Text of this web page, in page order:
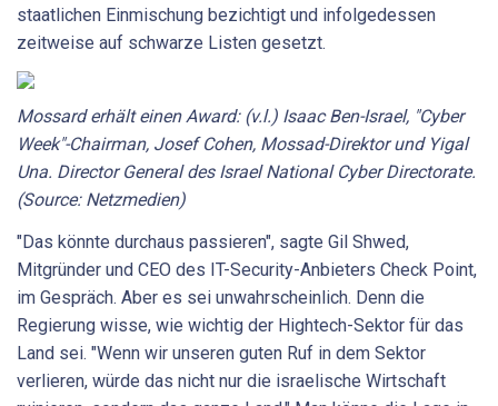
staatlichen Einmischung bezichtigt und infolgedessen
zeitweise auf schwarze Listen gesetzt.
Mossard erhält einen Award: (v.l.) Isaac Ben-Israel, "Cyber
Week"-Chairman, Josef Cohen, Mossad-Direktor und Yigal
Una. Director General des Israel National Cyber Directorate.
(Source: Netzmedien)
"Das könnte durchaus passieren", sagte Gil Shwed,
Mitgründer und CEO des IT-Security-Anbieters Check Point,
im Gespräch. Aber es sei unwahrscheinlich. Denn die
Regierung wisse, wie wichtig der Hightech-Sektor für das
Land sei. "Wenn wir unseren guten Ruf in dem Sektor
verlieren, würde das nicht nur die israelische Wirtschaft